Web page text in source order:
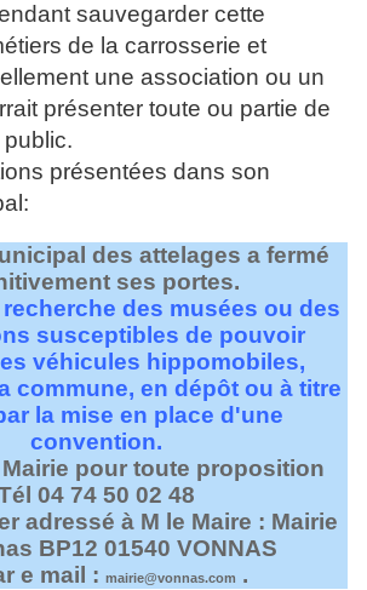
sauvegarder cette
de la carrosserie et
une association ou un
présenter toute ou partie de
public.
présentées dans son
des attelages a fermé
ses portes.
des musées ou des
susceptibles de pouvoir
véhicules hippomobiles,
commune, en dépôt ou à titre
la mise en place d'une
convention.
pour toute proposition
04 74 50 02 48
adressé à M le Maire : Mairie
BP12 01540 VONNAS
e mail : mairie@vonnas.com .